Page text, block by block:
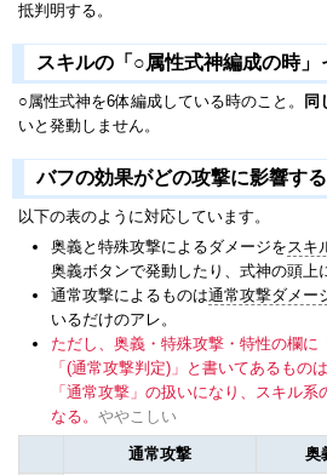
抵判明する。
スキルの「○属性式神編成の時」
○属性式神を6体編成している時のこと。 同
いと発動しません。
バフの効果がどの攻撃に影響す
以下の表のように対応しています。
奥義と特殊攻撃によるダメージをスキ
奥義ボタンで発動したり、式神の頭上
通常攻撃によるものは通常攻撃ダメー
いるだけのアレ。
ただし、奥義・特殊攻撃・特性の欄に
「(通常攻撃判定)」と書いてあるものは
「通常攻撃」の扱いになり、スキル
なる。 ややこしい
通常攻撃 奥